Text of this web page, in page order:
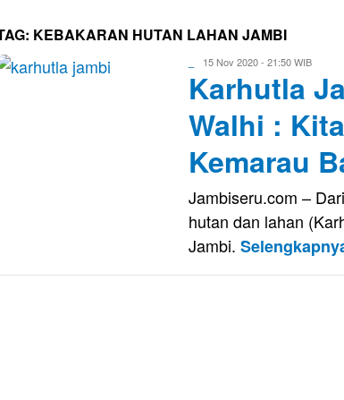
KEBAKARAN HUTAN LAHAN JAMBI
Evo
Kusnady
15 Nov 2020 - 21:50 WIB
Karhutla
Walhi :
Kemarau
Jambiseru.com –
hutan dan lahan
Jambi.